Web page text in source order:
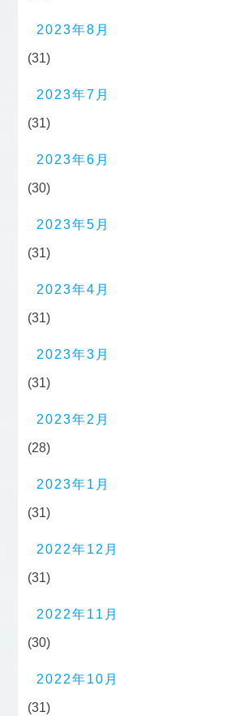
2023年8月
(31)
2023年7月
(31)
2023年6月
(30)
2023年5月
(31)
2023年4月
(31)
2023年3月
(31)
2023年2月
(28)
2023年1月
(31)
2022年12月
(31)
2022年11月
(30)
2022年10月
(31)